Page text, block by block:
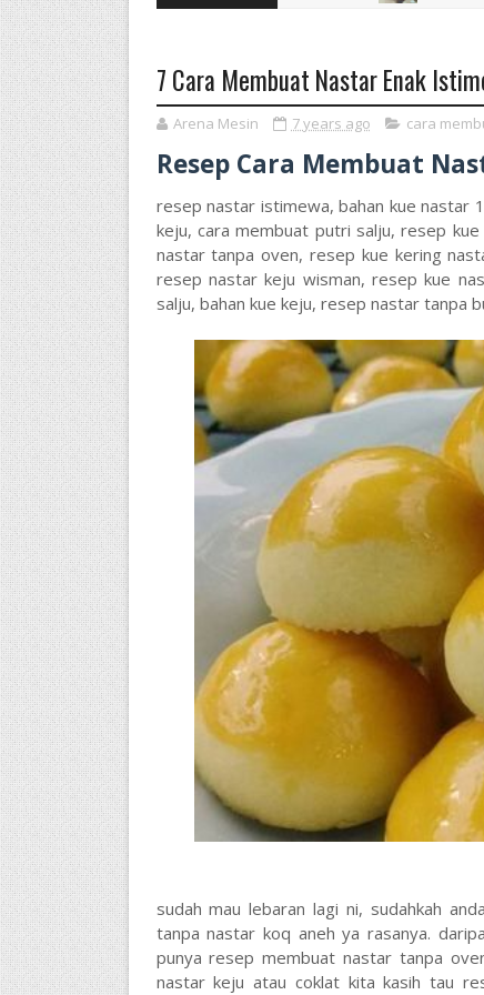
7 Cara Membuat Nastar Enak
Arena Mesin 7 years ago cara
Resep Cara Membuat
resep nastar istimewa, bahan kue nastar
keju, cara membuat putri salju, resep
nastar tanpa oven, resep kue kering
resep nastar keju wisman, resep kue
salju, bahan kue keju, resep nastar tanpa
sudah mau lebaran lagi ni, sudahkah
tanpa nastar koq aneh ya rasanya.
punya resep membuat nastar tanpa
nastar keju atau coklat kita kasih tau